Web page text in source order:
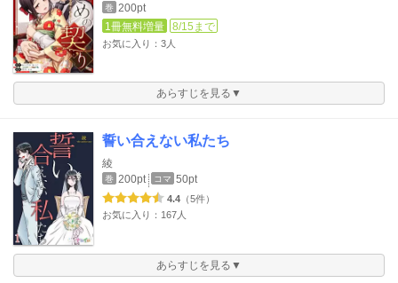
巻
200pt
1冊無料増量
8/15まで
お気に入り：3人
あらすじを見る▼
誓い合えない私たち
綾
巻 200pt コマ 50pt
4.4 （5件）
お気に入り：167人
あらすじを見る▼